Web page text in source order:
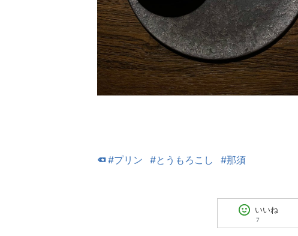
#プリン #とうもろこし #那須
いいね
7